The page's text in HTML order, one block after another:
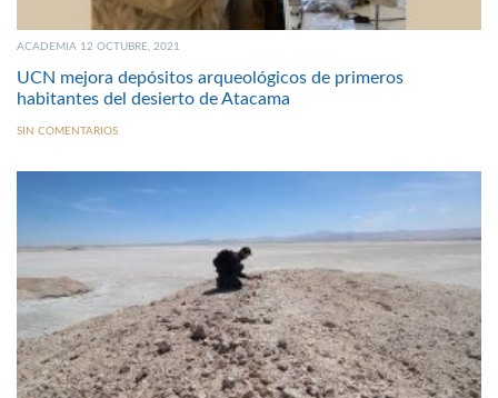
ACADEMIA 12 OCTUBRE, 2021
UCN mejora depósitos arqueológicos de primeros
habitantes del desierto de Atacama
SIN COMENTARIOS